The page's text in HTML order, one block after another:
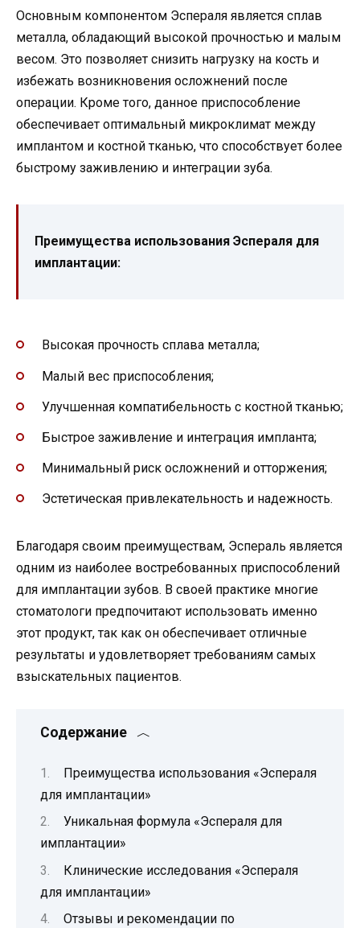
Основным компонентом Эспераля является сплав
металла, обладающий высокой прочностью и малым
весом. Это позволяет снизить нагрузку на кость и
избежать возникновения осложнений после
операции. Кроме того, данное приспособление
обеспечивает оптимальный микроклимат между
имплантом и костной тканью, что способствует более
быстрому заживлению и интеграции зуба.
Преимущества использования Эспераля для
имплантации:
Высокая прочность сплава металла;
Малый вес приспособления;
Улучшенная компатибельность с костной тканью;
Быстрое заживление и интеграция импланта;
Минимальный риск осложнений и отторжения;
Эстетическая привлекательность и надежность.
Благодаря своим преимуществам, Эспераль является
одним из наиболее востребованных приспособлений
для имплантации зубов. В своей практике многие
стоматологи предпочитают использовать именно
этот продукт, так как он обеспечивает отличные
результаты и удовлетворяет требованиям самых
взыскательных пациентов.
Содержание
Преимущества использования «Эспераля
для имплантации»
Уникальная формула «Эспераля для
имплантации»
Клинические исследования «Эспераля
для имплантации»
Отзывы и рекомендации по